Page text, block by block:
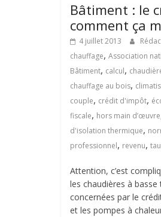
Bâtiment : le
comment ça
4 juillet 2013
chauffage, Association
Bâtiment, calcul,
chauffage au bois,
couple, crédit d'impôt,
fiscale, hors main d’œuvre
d'isolation thermique,
professionnel, revenu,
Attention, c’est
les chaudières à
concernées par le
et les pompes à